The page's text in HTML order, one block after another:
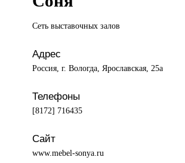
Сеть выставочныхзалов
Адрес
Россия, г. Вологда, Ярославская, 25а
Телефоны
[8172] 716435
Сайт
www.mebel-sonya.ru